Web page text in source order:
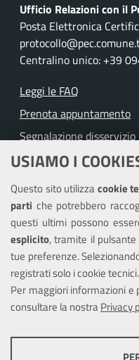
USIAMO I
Questo sito utilizzacookie
parti che potrebbero
questi ultimi possono
esplicito, tramite il pulsante
tue preferenze.
registrati solo i cookie tecnici.
Per maggiori informazioni
consultare la nostraPrivacy
Ufficio Relazioni con il
Posta Elettronica
Centralino unico: +39
Leggi le FAQ
Prenota appuntamento
Segnalazione disservizio
Richiesta assistenza
Amministrazione
Informativa privacy
Note legali
Piano di miglioramento
Dichiarazione di